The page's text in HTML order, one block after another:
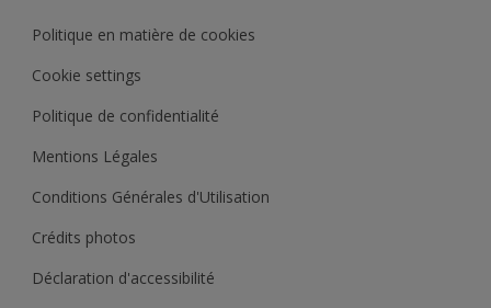
Politique en matière de cookies
Cookie settings
Politique de confidentialité
Mentions Légales
Conditions Générales d'Utilisation
Crédits photos
Déclaration d'accessibilité